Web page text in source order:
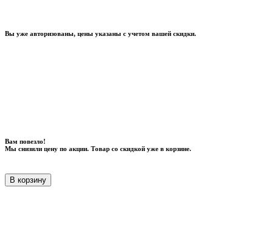
Вы уже авторизованы, цены указаны с учетом вашей скидки.
Вам повезло!
Мы снизили цену по акции. Товар со скидкой уже в корзине.
В корзину